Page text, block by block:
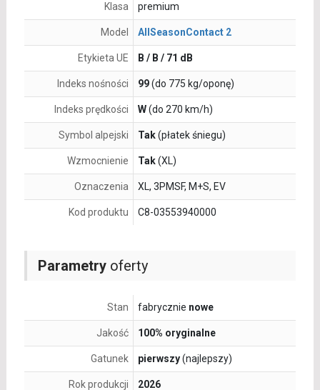
Parametryoferty
Stan fabrycznie nowe
Jakość 100% oryginalne
Gatunek pierwszy(najlepszy)
Rok produkcji 2026
Klasa premium
Model AllSeasonContact 2
Etykieta UE B / B / 71 dB
Indeks nośności 99(do 775 kg/oponę)
Indeks prędkości W(do 270 km/h)
Symbol alpejski Tak(płatek śniegu)
Wzmocnienie Tak(XL)
Oznaczenia XL, 3PMSF, M+S, EV
Kod produktu C8-03553940000